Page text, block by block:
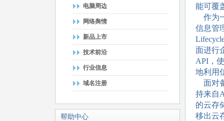
电脑周边
网络舆情
新品上市
技术前沿
行业信息
域名注册
帮助中心
能可覆
作为
信息管
面进行
API，
地利用
面对
持来自
的云存
移出云